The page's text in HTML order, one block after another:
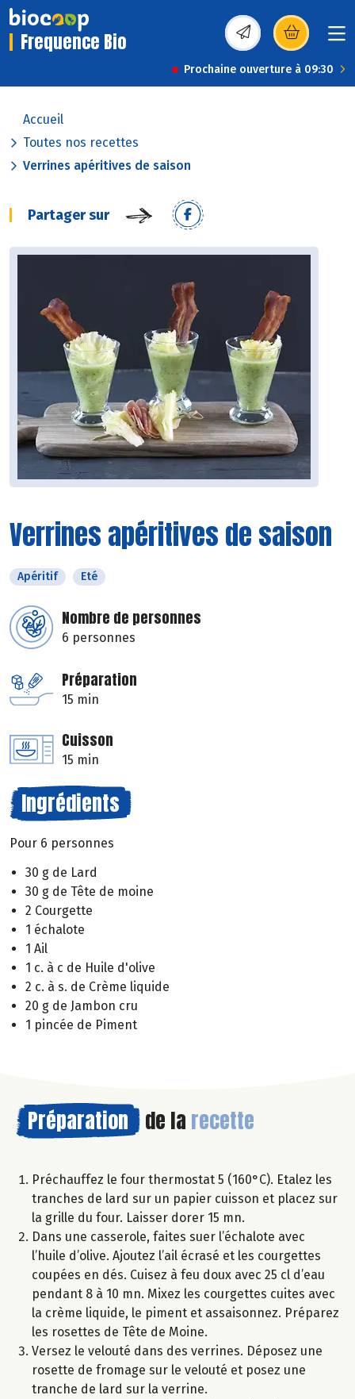
Frequence Bio (s’ouvre dans une
Prochaine ouverture à 09:30
Accueil
Toutes nos recettes
Verrines apéritives de saison
Partager sur
Verrines apéritives de saison
Apéritif Eté
Nombre de personnes
6 personnes
Préparation
15 min
Cuisson
15 min
Ingrédients
Pour 6 personnes
30 g de Lard
30 g de Tête de moine
2 Courgette
1 échalote
1 Ail
1 c. à c de Huile d'olive
2 c. à s. de Crème liquide
20 g de Jambon cru
1 pincée de Piment
Préparation de la recette
Préchauffez le four thermostat 5 (160°C). Etalez les
tranches de lard sur un papier cuisson et placez sur
la grille du four. Laisser dorer 15 mn.
Dans une casserole, faites suer l’échalote avec
l’huile d’olive. Ajoutez l’ail écrasé et les courgettes
coupées en dés. Cuisez à feu doux avec 25 cl d’eau
pendant 8 à 10 mn. Mixez les courgettes cuites avec
la crème liquide, le piment et assaisonnez. Préparez
les rosettes de Tête de Moine.
Versez le velouté dans des verrines. Déposez une
rosette de fromage sur le velouté et posez une
tranche de lard sur la verrine.